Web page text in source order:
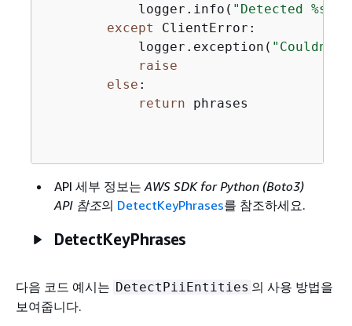
            logger.info(
"Detected %s
except ClientError:
            logger.exception(
"Couldn't
raise
else :
return phrases
API 세부 정보는 AWS SDK for Python (Boto3)
API 참조의 DetectKeyPhrases를 참조하세요.
DetectKeyPhrases
다음 코드 예시는 DetectPiiEntities 의 사용 방법을
보여줍니다.